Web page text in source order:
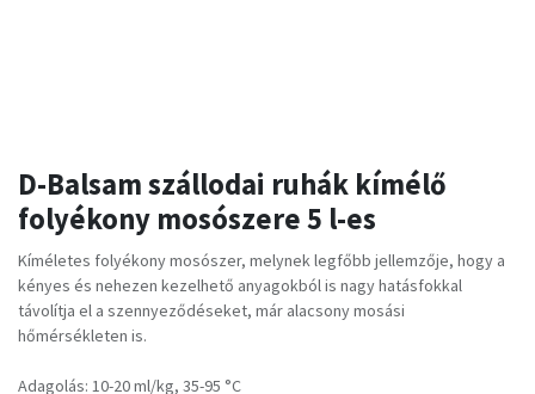
D-Balsam szállodai ruhák kímélő
folyékony mosószere 5 l-es
Kíméletes folyékony mosószer, melynek legfőbb jellemzője, hogy a
kényes és nehezen kezelhető anyagokból is nagy hatásfokkal
távolítja el a szennyeződéseket, már alacsony mosási
hőmérsékleten is.
Adagolás: 10-20 ml/kg, 35-95 °C